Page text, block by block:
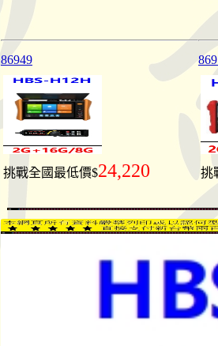
86949
挑戰全國最低價$24,220 挑